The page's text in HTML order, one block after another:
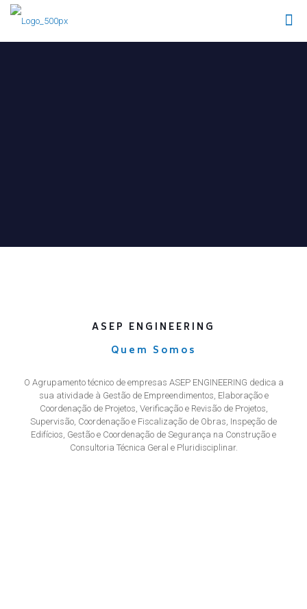
ASEP ENGINEERING
Quem Somos
O Agrupamento técnico de empresas ASEP ENGINEERING dedica a
sua atividade à Gestão de Empreendimentos, Elaboração e
Coordenação de Projetos, Verificação e Revisão de Projetos,
Supervisão, Coordenação e Fiscalização de Obras, Inspeção de
Edifícios, Gestão e Coordenação de Segurança na Construção e
Consultoria Técnica Geral e Pluridisciplinar.